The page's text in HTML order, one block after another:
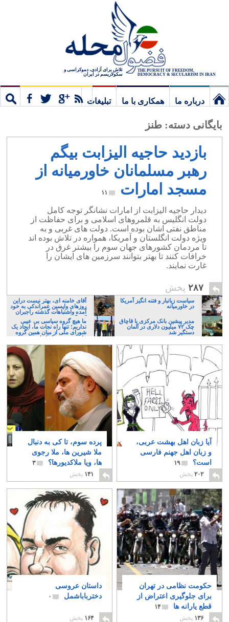
THE PURSUIT OF FREEDOM,
DEMOCRACY & SECULARISM IN IRAN
تلاش برای آزادی، دموکراسی و
سکولاریسم در ایران
درباره ما همکاری با ما
تبلیغات
بایگانی دسته: طنز
بازدید حاجیه الیزابت بیگم
رهبر مسلمانان خاورمیانه از
مسجد امارات
۱۱
دیدار حاجیه الیزابت از امارات نشانگر توجه کامل
دولت انگلیس به قلمروهای اسلامی و برای حفاظت از
مناطق نفتی اشان بوده است. دولت های غربی و به
ویژه دولت انگلستان و آمریکا، همواره در تلاش بوده اند
تا مردمان کشورهای جهان سوم را بیشتر غرق در
خرافات کنند تا بهتر بتوانند سرزمین های ایشان را
غارت نمایند.
۲۸۷ پخش
سیاست زیانبار و فتنه انگیز آمریکا
در خاورمیانه
آقای خامنه ای، بهتر نیست دراین
روزهای واپسین عمراندکی به خود
آمده واشتباهات گذشته راجبران
کنید؟
مدیر پیشین بانک مرکزی با قاچاق
چک ۷۲ میلیون دلاری در آلمان
دستگیر شد
ما هیچ گروه سیاسی بی عیبی
نداریم؛ تنها راه نجات ما، ایجاد یک
شورای ملی از میان همین گروه
های پر عیب و ایراد است
آیا زبان اهل بهشت عربی،
و زبان اهل جهنم فارسی
است؟
۱۹
۲۰۲ پخش
پرده سوم، تا کی به دنبال
ملا شیرین ها، ملا رجوی
ها، ویا ملاکدیورها؟
۳
۱۴۱ پخش
حکومت نظامی در تهران
برای جلوگیری اعتراض از
قطع یارانه ها
۱۴
۱۳۶ پخش
داستان عروسی
دخترباباشمل
۰
۱۶۴ پخش